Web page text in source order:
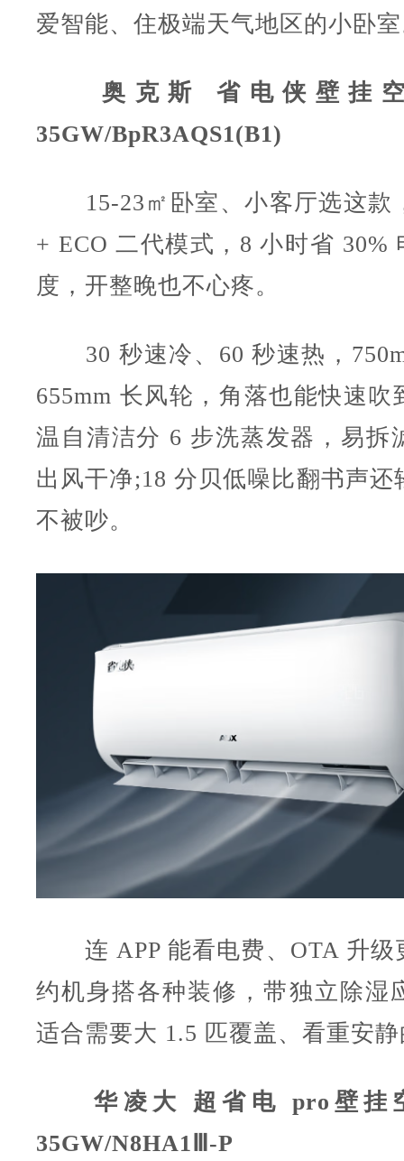
爱智能、住极端天气地区的小卧
奥克斯 省电侠壁挂空
35GW/BpR3AQS1(B1)
15-23㎡卧室、小客厅选这款
+ ECO 二代模式，8 小时省 30%
度，开整晚也不心疼。
30 秒速冷、60 秒速热，
655mm 长风轮，角落也能快速
温自清洁分 6 步洗蒸发器，易拆
出风干净;18 分贝低噪比翻书声还
不被吵。
连 APP 能看电费、OTA 升级
约机身搭各种装修，带独立除湿
适合需要大 1.5 匹覆盖、看重安
华凌大 超省电 pro壁挂
35GW/N8HA1Ⅲ-P